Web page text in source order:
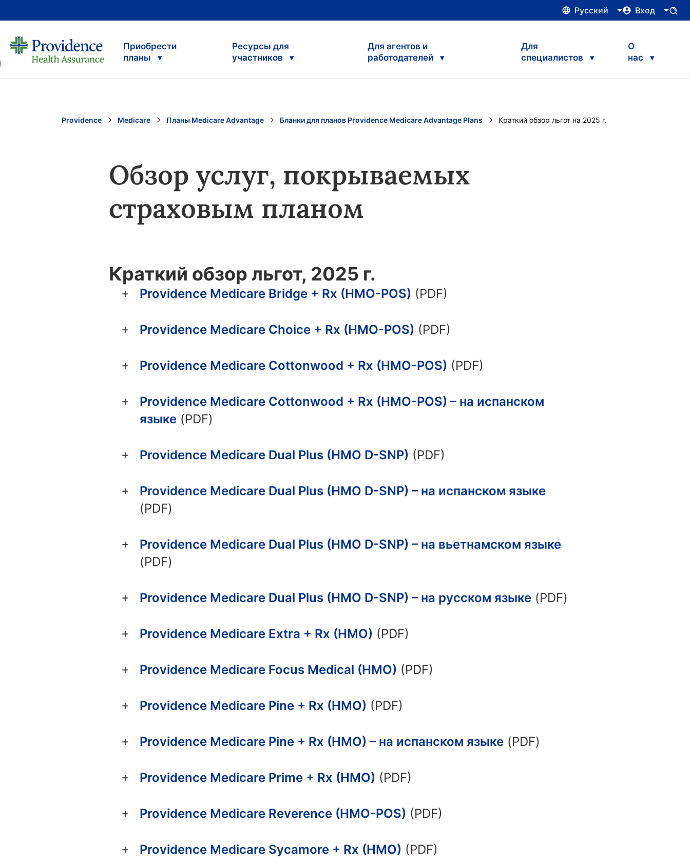
Русский Вход
Приобрести
планы
Ресурсы для
участников
Для агентов и
работодателей
Для
специалистов
О
нас
Providence Medicare Планы Medicare Advantage Бланки для планов Providence Medicare Advantage Plans Current:
Краткий обзор льгот на 2025 г.
Обзор услуг, покрываемых
страховым планом
Краткий обзор льгот, 2025 г.
Providence Medicare Bridge + Rx (HMO-POS) (PDF)
Providence Medicare Choice + Rx (HMO-POS) (PDF)
Providence Medicare Cottonwood + Rx (HMO-POS) (PDF)
Providence Medicare Cottonwood + Rx (HMO-POS) – на испанском
языке (PDF)
Providence Medicare Dual Plus (HMO D-SNP) (PDF)
Providence Medicare Dual Plus (HMO D-SNP) – на испанском языке
(PDF)
Providence Medicare Dual Plus (HMO D-SNP) – на вьетнамском языке
(PDF)
Providence Medicare Dual Plus (HMO D-SNP) – на русском языке (PDF)
Providence Medicare Extra + Rx (HMO) (PDF)
Providence Medicare Focus Medical (HMO) (PDF)
Providence Medicare Pine + Rx (HMO) (PDF)
Providence Medicare Pine + Rx (HMO) – на испанском языке (PDF)
Providence Medicare Prime + Rx (HMO) (PDF)
Providence Medicare Reverence (HMO-POS) (PDF)
Providence Medicare Sycamore + Rx (HMO) (PDF)